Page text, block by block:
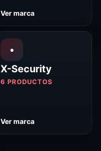
Ver marca
•
X-Security
6 PRODUCTOS
Ver marca